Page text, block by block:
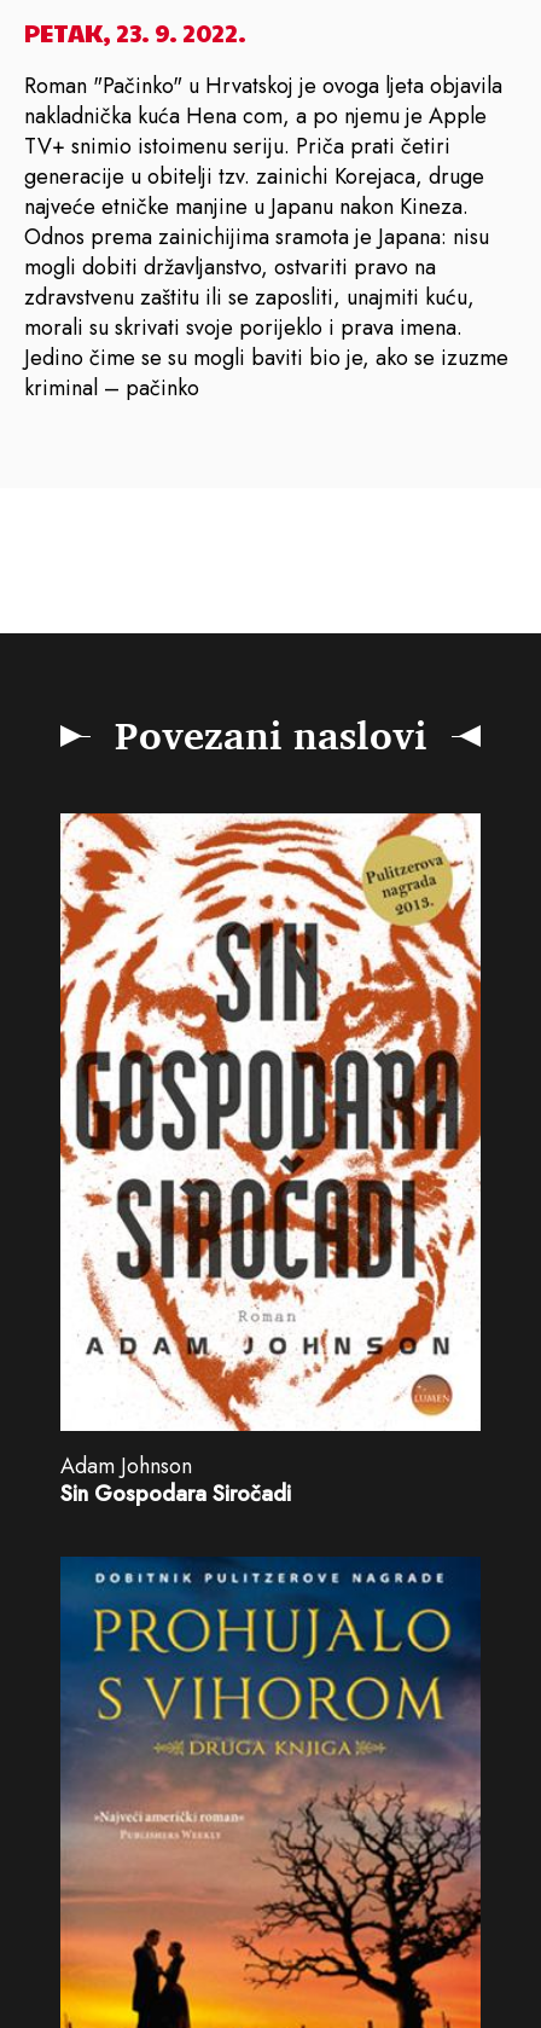
PETAK, 23. 9. 2022.
Roman "Pačinko" u Hrvatskoj je ovoga ljeta objavila
nakladnička kuća Hena com, a po njemu je Apple
TV+ snimio istoimenu seriju. Priča prati četiri
generacije u obitelji tzv. zainichi Korejaca, druge
najveće etničke manjine u Japanu nakon Kineza.
Odnos prema zainichijima sramota je Japana: nisu
mogli dobiti državljanstvo, ostvariti pravo na
zdravstvenu zaštitu ili se zaposliti, unajmiti kuću,
morali su skrivati svoje porijeklo i prava imena.
Jedino čime se su mogli baviti bio je, ako se izuzme
kriminal – pačinko
Povezani naslovi
Adam Johnson
Sin Gospodara Siročadi